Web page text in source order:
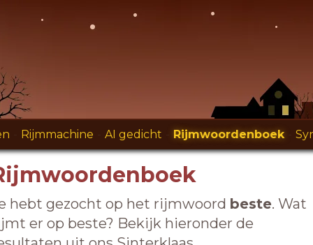
Rijmmachine AI gedicht Rijmwoordenboek
hebt gezocht op het rijmwoord beste. Wat
er op beste? Bekijk hieronder de